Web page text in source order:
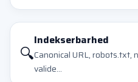
🔍
Indekserbarhed
Canonical URL,
valide...